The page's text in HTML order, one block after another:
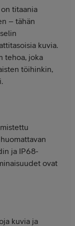
titaania
– tähän
kuvia.
tehoa, joka
töihinkin,
ja IP68-
ovat
kuvia ja